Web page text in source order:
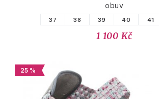
obuv
37 38 39 40 41
1 100 Kč
25 %